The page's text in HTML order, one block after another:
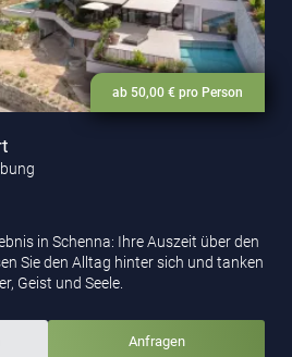
ab 50,00 € pro Person
in Schenna: Ihre Auszeit über den
Sie den Alltag hinter sich und tanken
Geist und Seele.
Anfragen